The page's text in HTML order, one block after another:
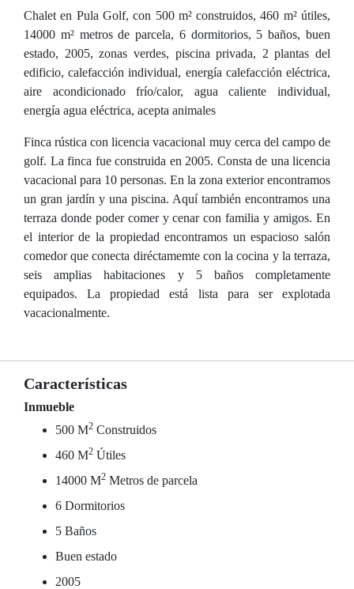
Chalet en Pula Golf, con 500 m² construidos, 460 m² útiles,
14000 m² metros de parcela, 6 dormitorios, 5 baños, buen
estado, 2005, zonas verdes, piscina privada, 2 plantas del
edificio, calefacción individual, energía calefacción eléctrica,
aire acondicionado frío/calor, agua caliente individual,
energía agua eléctrica, acepta animales
Finca rústica con licencia vacacional muy cerca del campo de
golf. La finca fue construida en 2005. Consta de una licencia
vacacional para 10 personas. En la zona exterior encontramos
un gran jardín y una piscina. Aquí también encontramos una
terraza donde poder comer y cenar con familia y amigos. En
el interior de la propiedad encontramos un espacioso salón
comedor que conecta diréctamemte con la cocina y la terraza,
seis amplias habitaciones y 5 baños completamente
equipados. La propiedad está lista para ser explotada
vacacionalmente.
Características
Inmueble
500 M2 Construidos
460 M2 Útiles
14000 M2 Metros de parcela
6 Dormitorios
5 Baños
Buen estado
2005